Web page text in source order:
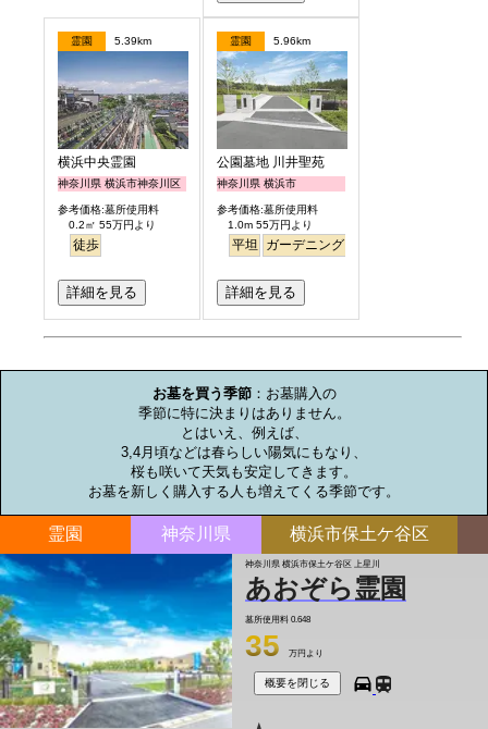
霊園 5.39km
横浜中央霊園
神奈川県 横浜市神奈川区
参考価格:墓所使用料
0.2㎡ 55万円より
徒歩
詳細を見る
霊園 5.96km
公園墓地 川井聖苑
神奈川県 横浜市
参考価格:墓所使用料
1.0m 55万円より
平坦 ガーデニング
詳細を見る
お墓を買う季節：お墓購入の
季節に特に決まりはありません。
とはいえ、例えば、
3,4月頃などは春らしい陽気にもなり、
桜も咲いて天気も安定してきます。
お墓を新しく購入する人も増えてくる季節です。
霊園 神奈川県 横浜市保土ケ谷区
神奈川県 横浜市保土ケ谷区 上星川
あおぞら霊園
墓所使用料 0.648
35 万円より
概要を閉じる